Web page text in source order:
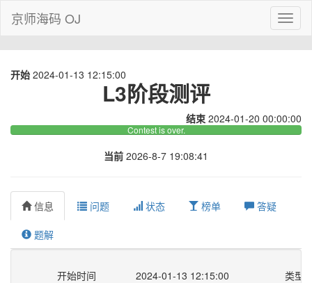
京师海码 OJ
开始 2024-01-13 12:15:00
L3阶段测评
结束 2024-01-20 00:00:00
Contest is over.
当前 2026-8-7 19:08:41
信息 问题 状态 榜单 答疑
题解
开始时间 2024-01-13 12:15:00
类型